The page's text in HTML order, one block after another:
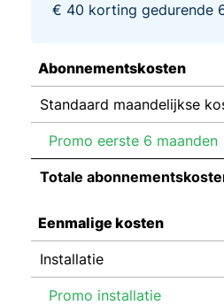
€ 40 korting gedurende
Abonnementskosten
Standaard maandelijkse
Promo eerste 6 maanden
Totale
Eenmalige kosten
Installatie
Promo installatie